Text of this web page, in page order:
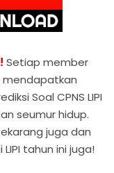
Setiap member
mendapatkan
Soal CPNS LIPI
seumur hidup.
juga dan
tahun ini juga!